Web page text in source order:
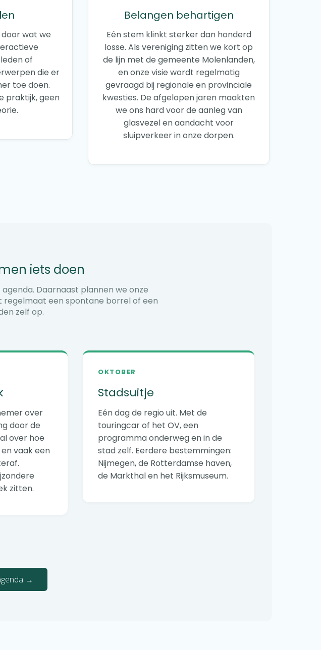
wat we
of
die er
toe doen.
praktijk, geen
Belangen behartigen
Eén stem klinkt sterker dan honderd
losse. Als vereniging zitten we kort op
de lijn met de gemeente Molenlanden,
en onze visie wordt regelmatig
gevraagd bij regionale en provinciale
kwesties. De afgelopen jaren maakten
we ons hard voor de aanleg van
glasvezel en aandacht voor
sluipverkeer in onze dorpen.
iets doen
Daarnaast plannen we onze
regelmaat een spontane borrel of een
zelf op.
over
door de
over hoe
vaak een
zitten.
OKTOBER
Stadsuitje
Eén dag de regio uit. Met de
touringcar of het OV, een
programma onderweg en in de
stad zelf. Eerdere bestemmingen:
Nijmegen, de Rotterdamse haven,
de Markthal en het Rijksmuseum.
→